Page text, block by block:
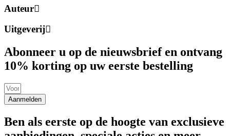
Auteur
Uitgeverij
Abonneer u op de nieuwsbrief en ontvang
10% korting op uw eerste bestelling
Aanmelden
Ben als eerste op de hoogte van exclusieve